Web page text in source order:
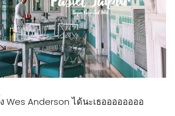
Wes Anderson ได้นะเธออออออออ